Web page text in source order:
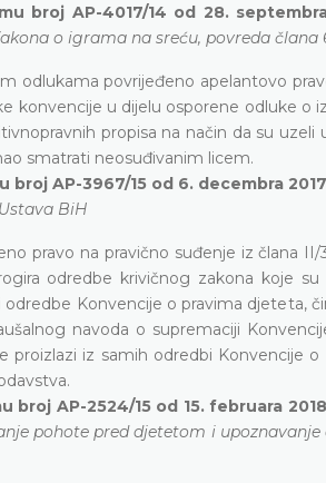
broj AP-4017/14 od 28.
o igrama na sreću, povreda člana
odlukama povrijeđeno apelantovo
konvencije u dijelu osporene odluke o
propisa na način da su
smatrati neosuđivanim licem.
AP-3967/15 od 6. decembra
BiH
pravo na pravično suđenje iz člana
odredbe krivičnog zakona koje
Konvencije o pravima djeteta,
navoda o supremaciji
proizlazi iz samih odredbi Konvencije
AP-2524/15 od 15. februara
pohote pred djetetom i